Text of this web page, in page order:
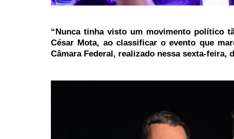
“Nunca tinha visto um movimento político
César Mota, ao classificar o evento que
Câmara Federal, realizado nessa sexta-feira,